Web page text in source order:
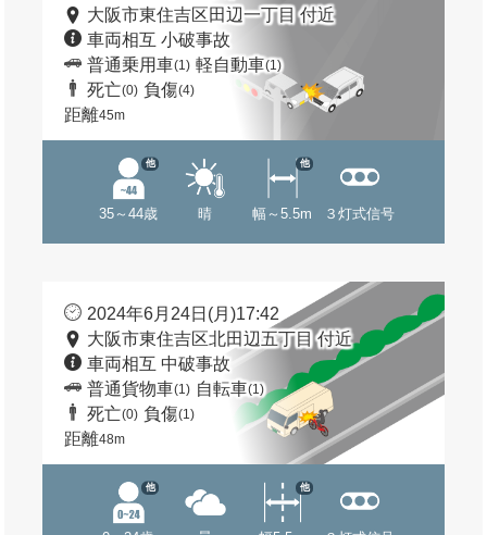
大阪市東住吉区田辺一丁目 付近
車両相互 小破事故
普通乗用車(1) 軽自動車(1)
死亡(0) 負傷(4)
距離45m
35～44歳
他
晴 幅～5.5m
他
３灯式信号
2024年6月24日(月)17:42
大阪市東住吉区北田辺五丁目 付近
車両相互 中破事故
普通貨物車(1) 自転車(1)
死亡(0) 負傷(1)
距離48m
他 他